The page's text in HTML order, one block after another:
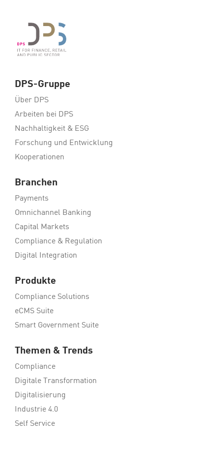
DPS-Gruppe
Über DPS
Arbeiten bei DPS
Nachhaltigkeit & ESG
Forschung und Entwicklung
Kooperationen
Branchen
Payments
Omnichannel Banking
Capital Markets
Compliance & Regulation
Digital Integration
Produkte
Compliance Solutions
eCMS Suite
Smart Government Suite
Themen & Trends
Compliance
Digitale Transformation
Digitalisierung
Industrie 4.0
Self Service